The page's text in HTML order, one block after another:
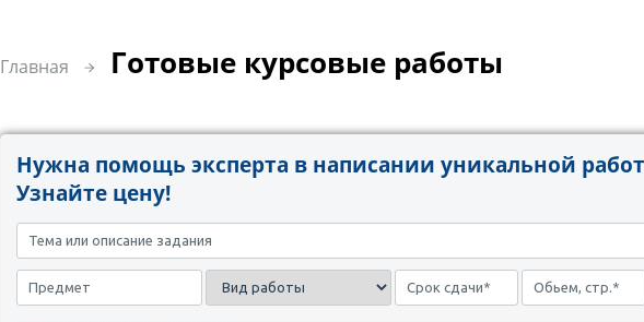
Главная Готовые курсовые работы
Нужна помощь эксперта в написании уникальной
Узнайте цену!